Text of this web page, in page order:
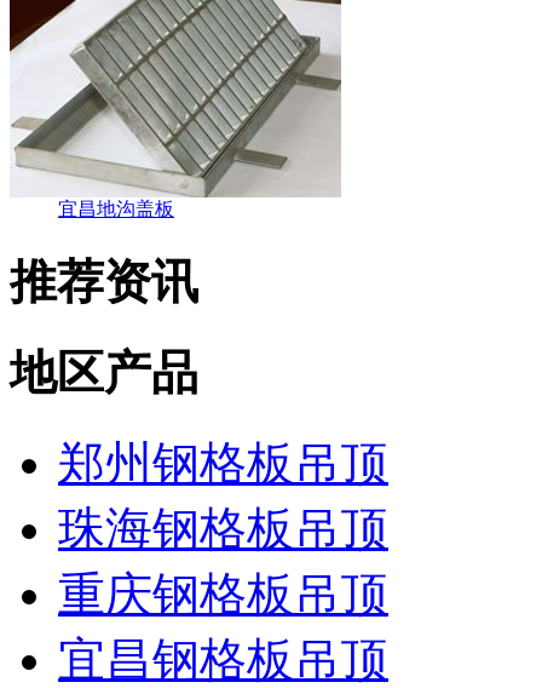
宜昌地沟盖板
推荐资讯
地区产品
郑州钢格板吊顶
珠海钢格板吊顶
重庆钢格板吊顶
宜昌钢格板吊顶